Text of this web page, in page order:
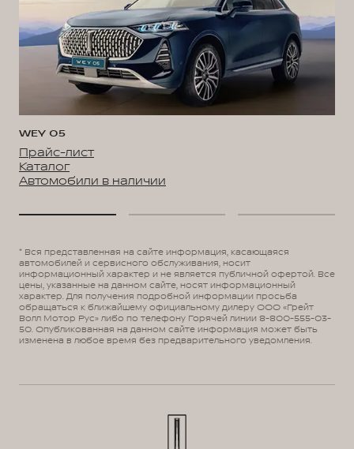
WEY 05
Прайс-лист
Каталог
Автомобили в наличии
* Вся представленная на сайте информация, касающаяся
автомобилей и сервисного обслуживания, носит
информационный характер и не является публичной офертой. Все
цены, указанные на данном сайте, носят информационный
характер. Для получения подробной информации просьба
обращаться к ближайшему официальному дилеру ООО «Грейт
Волл Мотор Рус» либо по телефону Горячей линии 8-800-555-03-
50. Опубликованная на данном сайте информация может быть
изменена в любое время без предварительного уведомления.